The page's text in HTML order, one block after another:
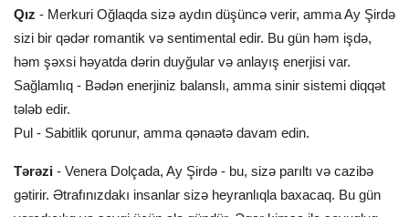
Qız - Merkuri Oğlaqda sizə aydın düşüncə verir, amma Ay Şirdə
sizi bir qədər romantik və sentimental edir. Bu gün həm işdə,
həm şəxsi həyatda dərin duyğular və anlayış enerjisi var.
Sağlamlıq - Bədən enerjiniz balanslı, amma sinir sistemi diqqət
tələb edir.
Pul - Sabitlik qorunur, amma qənaətə davam edin.
Tərəzi - Venera Dolçada, Ay Şirdə - bu, sizə parıltı və cazibə
gətirir. Ətrafınızdakı insanlar sizə heyranlıqla baxacaq. Bu gün